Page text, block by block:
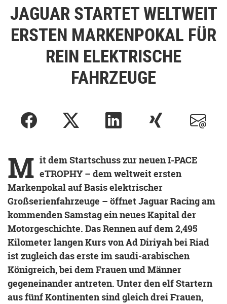
JAGUAR STARTET WELTWEIT
ERSTEN MARKENPOKAL FÜR
REIN ELEKTRISCHE
FAHRZEUGE
M it dem Startschuss zur neuen I-PACE
eTROPHY – dem weltweit ersten
Markenpokal auf Basis elektrischer
Großserienfahrzeuge – öffnet Jaguar Racing am
kommenden Samstag ein neues Kapital der
Motorgeschichte. Das Rennen auf dem 2,495
Kilometer langen Kurs von Ad Diriyah bei Riad
ist zugleich das erste im saudi-arabischen
Königreich, bei dem Frauen und Männer
gegeneinander antreten. Unter den elf Startern
aus fünf Kontinenten sind gleich drei Frauen,